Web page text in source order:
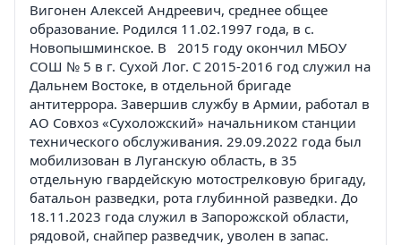
Вигонен Алексей Андреевич, среднее общее
образование. Родился 11.02.1997 года, в с.
Новопышминское. В 2015 году окончил МБОУ
СОШ № 5 в г. Сухой Лог. С 2015-2016 год служил на
Дальнем Востоке, в отдельной бригаде
антитеррора. Завершив службу в Армии, работал в
АО Совхоз «Сухоложский» начальником станции
технического обслуживания. 29.09.2022 года был
мобилизован в Луганскую область, в 35
отдельную гвардейскую мотострелковую бригаду,
батальон разведки, рота глубинной разведки. До
18.11.2023 года служил в Запорожской области,
рядовой, снайпер разведчик, уволен в запас.